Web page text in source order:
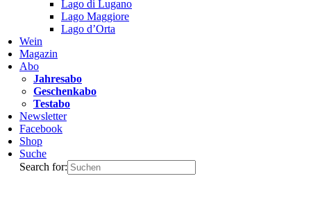
Lago di Lugano
Lago Maggiore
Lago d’Orta
Wein
Magazin
Abo
Jahresabo
Geschenkabo
Testabo
Newsletter
Facebook
Shop
Suche
Search for: